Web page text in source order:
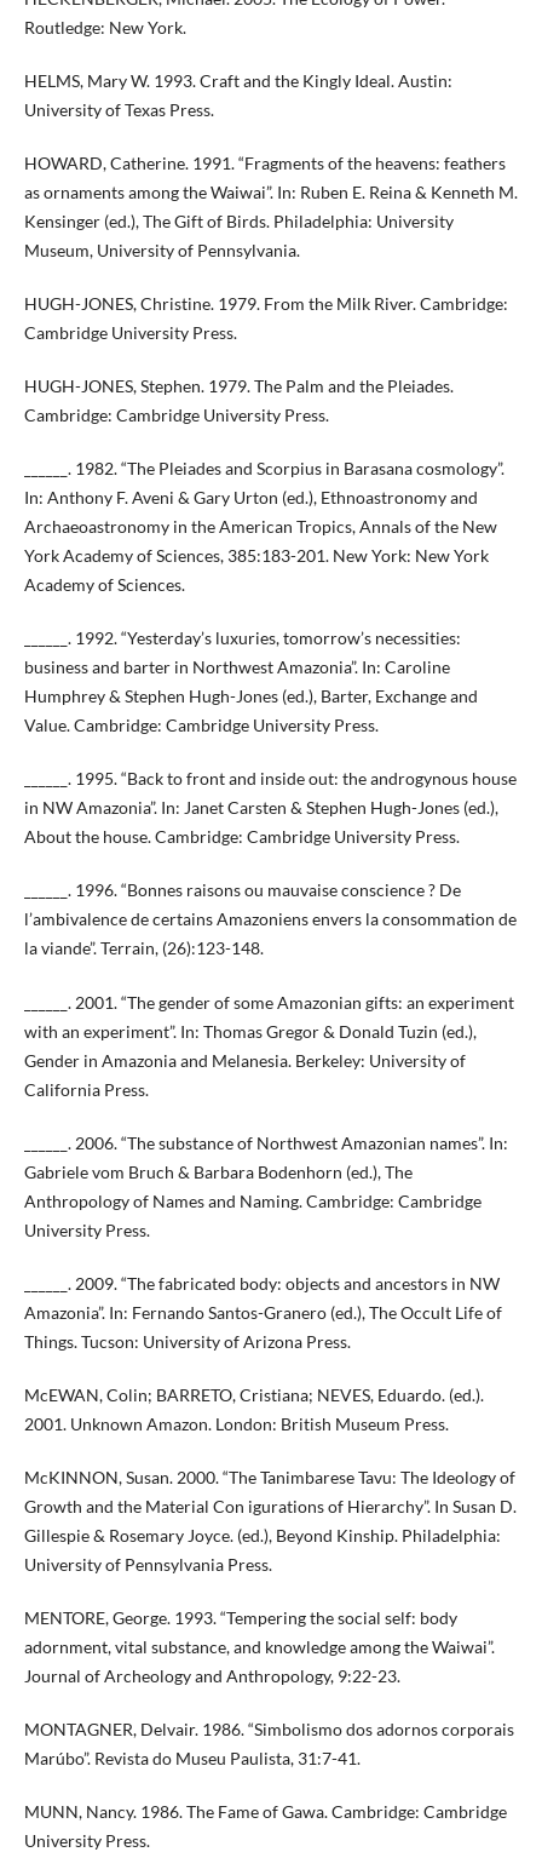
Routledge: New York.
HELMS, Mary W. 1993. Craft and the Kingly Ideal. Austin:
University of Texas Press.
HOWARD, Catherine. 1991. “Fragments of the heavens: feathers
as ornaments among the Waiwai”. In: Ruben E. Reina & Kenneth M.
Kensinger (ed.), The Gift of Birds. Philadelphia: University
Museum, University of Pennsylvania.
HUGH-JONES, Christine. 1979. From the Milk River. Cambridge:
Cambridge University Press.
HUGH-JONES, Stephen. 1979. The Palm and the Pleiades.
Cambridge: Cambridge University Press.
______. 1982. “The Pleiades and Scorpius in Barasana cosmology”.
In: Anthony F. Aveni & Gary Urton (ed.), Ethnoastronomy and
Archaeoastronomy in the American Tropics, Annals of the New
York Academy of Sciences, 385:183-201. New York: New York
Academy of Sciences.
______. 1992. “Yesterday’s luxuries, tomorrow’s necessities:
business and barter in Northwest Amazonia”. In: Caroline
Humphrey & Stephen Hugh-Jones (ed.), Barter, Exchange and
Value. Cambridge: Cambridge University Press.
______. 1995. “Back to front and inside out: the androgynous house
in NW Amazonia”. In: Janet Carsten & Stephen Hugh-Jones (ed.),
About the house. Cambridge: Cambridge University Press.
______. 1996. “Bonnes raisons ou mauvaise conscience ? De
l’ambivalence de certains Amazoniens envers la consommation de
la viande”. Terrain, (26):123-148.
______. 2001. “The gender of some Amazonian gifts: an experiment
with an experiment”. In: Thomas Gregor & Donald Tuzin (ed.),
Gender in Amazonia and Melanesia. Berkeley: University of
California Press.
______. 2006. “The substance of Northwest Amazonian names”. In:
Gabriele vom Bruch & Barbara Bodenhorn (ed.), The
Anthropology of Names and Naming. Cambridge: Cambridge
University Press.
______. 2009. “The fabricated body: objects and ancestors in NW
Amazonia”. In: Fernando Santos-Granero (ed.), The Occult Life of
Things. Tucson: University of Arizona Press.
McEWAN, Colin; BARRETO, Cristiana; NEVES, Eduardo. (ed.).
2001. Unknown Amazon. London: British Museum Press.
McKINNON, Susan. 2000. “The Tanimbarese Tavu: The Ideology of
Growth and the Material Con igurations of Hierarchy”. In Susan D.
Gillespie & Rosemary Joyce. (ed.), Beyond Kinship. Philadelphia:
University of Pennsylvania Press.
MENTORE, George. 1993. “Tempering the social self: body
adornment, vital substance, and knowledge among the Waiwai”.
Journal of Archeology and Anthropology, 9:22-23.
MONTAGNER, Delvair. 1986. “Simbolismo dos adornos corporais
Marúbo”. Revista do Museu Paulista, 31:7-41.
MUNN, Nancy. 1986. The Fame of Gawa. Cambridge: Cambridge
University Press.